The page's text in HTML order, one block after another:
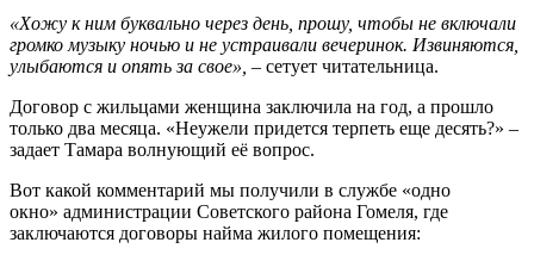
«Хожу к ним буквально через день, прошу, чтобы не включали
громко музыку ночью и не устраивали вечеринок. Извиняются,
улыбаются и опять за свое», – сетует читательница.
Договор с жильцами женщина заключила на год, а прошло
только два месяца. «Неужели придется терпеть еще десять?» –
задает Тамара волнующий её вопрос.
Вот какой комментарий мы получили в службе «одно
окно» администрации Советского района Гомеля, где
заключаются договоры найма жилого помещения: